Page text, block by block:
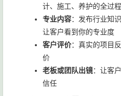
计、施工、养护的全过程
专业内容：发布行业知
让客户看到你的专业度
客户评价：真实的项目
价
老板或团队出镜：让客
信任